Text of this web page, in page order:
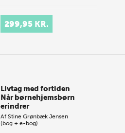
299,95 KR.
Livtag med fortiden
Når børnehjemsbørn
erindrer
AfStine Grønbæk Jensen
(bog + e-bog)